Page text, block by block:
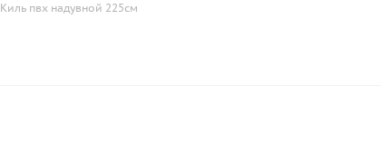
Киль пвх надувной 225см